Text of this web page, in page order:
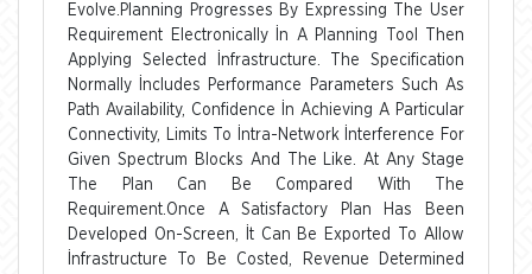
Evolve.Planning Progresses By Expressing The User
Requirement Electronically İn A Planning Tool Then
Applying Selected İnfrastructure. The Specification
Normally İncludes Performance Parameters Such As
Path Availability, Confidence İn Achieving A Particular
Connectivity, Limits To İntra-Network İnterference For
Given Spectrum Blocks And The Like. At Any Stage
The Plan Can Be Compared With The
Requirement.Once A Satisfactory Plan Has Been
Developed On-Screen, İt Can Be Exported To Allow
İnfrastructure To Be Costed, Revenue Determined